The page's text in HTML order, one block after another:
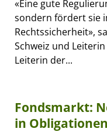
«Eine gute
sondern fördert sie
Rechtssicherheit»,
Schweiz und
Leiterin der...
Fondsmarkt:
in Obligationen